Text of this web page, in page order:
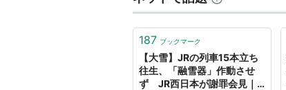
187 ブックマーク
【大雪】JRの列車15本立ち
往生、「融雪器」作動させ
ず JR西日本が謝罪会見｜